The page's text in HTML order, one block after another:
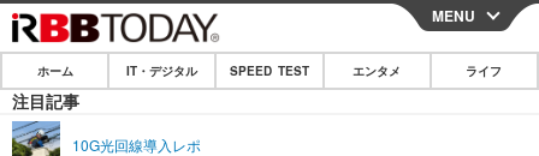
CLOSE
ホーム
IT・デジタル
MENU
ホーム IT・デジタル SPEED TEST エンタメ ライフ
注目記事
10G光回線導入レポ